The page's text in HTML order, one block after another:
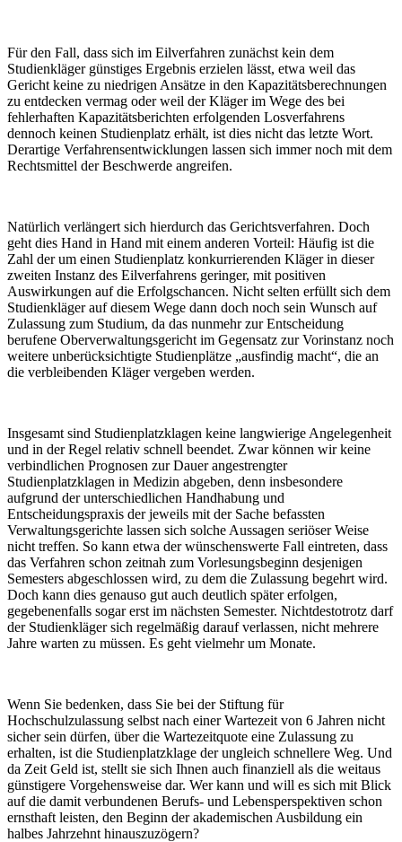
Für den Fall, dass sich im Eilverfahren zunächst kein dem
Studienkläger günstiges Ergebnis erzielen lässt, etwa weil das
Gericht keine zu niedrigen Ansätze in den Kapazitätsberechnungen
zu entdecken vermag oder weil der Kläger im Wege des bei
fehlerhaften Kapazitätsberichten erfolgenden Losverfahrens
dennoch keinen Studienplatz erhält, ist dies nicht das letzte Wort.
Derartige Verfahrensentwicklungen lassen sich immer noch mit dem
Rechtsmittel der Beschwerde angreifen.
Natürlich verlängert sich hierdurch das Gerichtsverfahren. Doch
geht dies Hand in Hand mit einem anderen Vorteil: Häufig ist die
Zahl der um einen Studienplatz konkurrierenden Kläger in dieser
zweiten Instanz des Eilverfahrens geringer, mit positiven
Auswirkungen auf die Erfolgschancen. Nicht selten erfüllt sich dem
Studienkläger auf diesem Wege dann doch noch sein Wunsch auf
Zulassung zum Studium, da das nunmehr zur Entscheidung
berufene Oberverwaltungsgericht im Gegensatz zur Vorinstanz noch
weitere unberücksichtigte Studienplätze „ausfindig macht“, die an
die verbleibenden Kläger vergeben werden.
Insgesamt sind Studienplatzklagen keine langwierige Angelegenheit
und in der Regel relativ schnell beendet. Zwar können wir keine
verbindlichen Prognosen zur Dauer angestrengter
Studienplatzklagen in Medizin abgeben, denn insbesondere
aufgrund der unterschiedlichen Handhabung und
Entscheidungspraxis der jeweils mit der Sache befassten
Verwaltungsgerichte lassen sich solche Aussagen seriöser Weise
nicht treffen. So kann etwa der wünschenswerte Fall eintreten, dass
das Verfahren schon zeitnah zum Vorlesungsbeginn desjenigen
Semesters abgeschlossen wird, zu dem die Zulassung begehrt wird.
Doch kann dies genauso gut auch deutlich später erfolgen,
gegebenenfalls sogar erst im nächsten Semester. Nichtdestotrotz darf
der Studienkläger sich regelmäßig darauf verlassen, nicht mehrere
Jahre warten zu müssen. Es geht vielmehr um Monate.
Wenn Sie bedenken, dass Sie bei der Stiftung für
Hochschulzulassung selbst nach einer Wartezeit von 6 Jahren nicht
sicher sein dürfen, über die Wartezeitquote eine Zulassung zu
erhalten, ist die Studienplatzklage der ungleich schnellere Weg. Und
da Zeit Geld ist, stellt sie sich Ihnen auch finanziell als die weitaus
günstigere Vorgehensweise dar. Wer kann und will es sich mit Blick
auf die damit verbundenen Berufs- und Lebensperspektiven schon
ernsthaft leisten, den Beginn der akademischen Ausbildung ein
halbes Jahrzehnt hinauszuzögern?